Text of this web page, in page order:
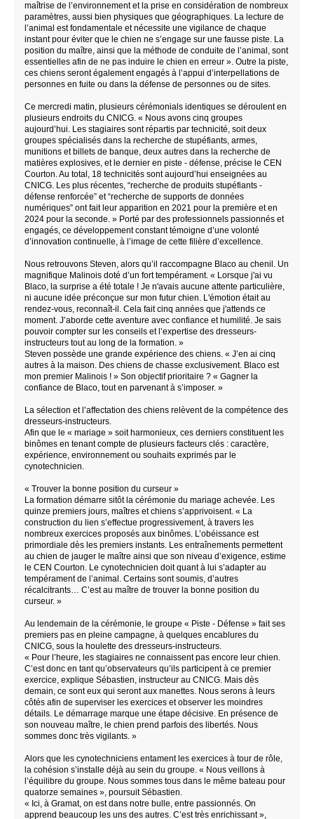
maîtrise de l’environnement et la prise en considération de nombreux
paramètres, aussi bien physiques que géographiques. La lecture de
l’animal est fondamentale et nécessite une vigilance de chaque
instant pour éviter que le chien ne s’engage sur une fausse piste. La
position du maître, ainsi que la méthode de conduite de l’animal, sont
essentielles afin de ne pas induire le chien en erreur ». Outre la piste,
ces chiens seront également engagés à l’appui d’interpellations de
personnes en fuite ou dans la défense de personnes ou de sites.
Ce mercredi matin, plusieurs cérémonials identiques se déroulent en
plusieurs endroits du CNICG. « Nous avons cinq groupes
aujourd’hui. Les stagiaires sont répartis par technicité, soit deux
groupes spécialisés dans la recherche de stupéfiants, armes,
munitions et billets de banque, deux autres dans la recherche de
matières explosives, et le dernier en piste - défense, précise le CEN
Courton. Au total, 18 technicités sont aujourd’hui enseignées au
CNICG. Les plus récentes, “recherche de produits stupéfiants -
défense renforcée” et “recherche de supports de données
numériques” ont fait leur apparition en 2021 pour la première et en
2024 pour la seconde. » Porté par des professionnels passionnés et
engagés, ce développement constant témoigne d’une volonté
d’innovation continuelle, à l’image de cette filière d’excellence.
Nous retrouvons Steven, alors qu’il raccompagne Blaco au chenil. Un
magnifique Malinois doté d’un fort tempérament. « Lorsque j'ai vu
Blaco, la surprise a été totale ! Je n'avais aucune attente particulière,
ni aucune idée préconçue sur mon futur chien. L'émotion était au
rendez-vous, reconnaît-il. Cela fait cinq années que j'attends ce
moment. J’aborde cette aventure avec confiance et humilité. Je sais
pouvoir compter sur les conseils et l’expertise des dresseurs-
instructeurs tout au long de la formation. »
Steven possède une grande expérience des chiens. « J’en ai cinq
autres à la maison. Des chiens de chasse exclusivement. Blaco est
mon premier Malinois ! » Son objectif prioritaire ? « Gagner la
confiance de Blaco, tout en parvenant à s’imposer. »
La sélection et l’affectation des chiens relèvent de la compétence des
dresseurs-instructeurs.
Afin que le « mariage » soit harmonieux, ces derniers constituent les
binômes en tenant compte de plusieurs facteurs clés : caractère,
expérience, environnement ou souhaits exprimés par le
cynotechnicien.
« Trouver la bonne position du curseur »
La formation démarre sitôt la cérémonie du mariage achevée. Les
quinze premiers jours, maîtres et chiens s’apprivoisent. « La
construction du lien s’effectue progressivement, à travers les
nombreux exercices proposés aux binômes. L’obéissance est
primordiale dès les premiers instants. Les entraînements permettent
au chien de jauger le maître ainsi que son niveau d’exigence, estime
le CEN Courton. Le cynotechnicien doit quant à lui s’adapter au
tempérament de l’animal. Certains sont soumis, d’autres
récalcitrants… C’est au maître de trouver la bonne position du
curseur. »
Au lendemain de la cérémonie, le groupe « Piste - Défense » fait ses
premiers pas en pleine campagne, à quelques encablures du
CNICG, sous la houlette des dresseurs-instructeurs.
« Pour l’heure, les stagiaires ne connaissent pas encore leur chien.
C’est donc en tant qu’observateurs qu’ils participent à ce premier
exercice, explique Sébastien, instructeur au CNICG. Mais dès
demain, ce sont eux qui seront aux manettes. Nous serons à leurs
côtés afin de superviser les exercices et observer les moindres
détails. Le démarrage marque une étape décisive. En présence de
son nouveau maître, le chien prend parfois des libertés. Nous
sommes donc très vigilants. »
Alors que les cynotechniciens entament les exercices à tour de rôle,
la cohésion s’installe déjà au sein du groupe. « Nous veillons à
l’équilibre du groupe. Nous sommes tous dans le même bateau pour
quatorze semaines », poursuit Sébastien.
« Ici, à Gramat, on est dans notre bulle, entre passionnés. On
apprend beaucoup les uns des autres. C’est très enrichissant »,